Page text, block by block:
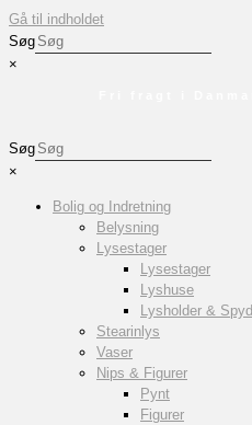
Gå til indholdet
Søg
×
Søg
×
Bolig og Indretning
Belysning
Lysestager
Lysestager
Lyshuse
Lysholder & Spyd
Stearinlys
Vaser
Nips & Figurer
Pynt
Figurer